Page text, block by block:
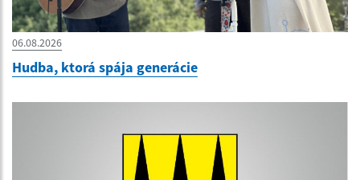
06.08.2026
Hudba, ktorá spája generácie